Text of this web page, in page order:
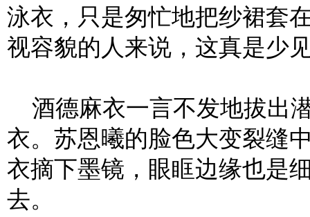
泳衣，只是匆忙地把纱裙套
视容貌的人来说，这真是少
酒德麻衣一言不发地拔出
衣。苏恩曦的脸色大变裂缝
衣摘下墨镜，眼眶边缘也是
去。